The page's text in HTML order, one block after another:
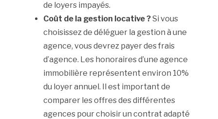
de loyers impayés.
Coût de la gestion locative ?Si vous
choisissez de déléguer la gestion à une
agence, vous devrez payer des frais
d’agence. Les honoraires d’une agence
immobilière représentent environ 10%
du loyer annuel. Il est important de
comparer les offres des différentes
agences pour choisir un contrat adapté